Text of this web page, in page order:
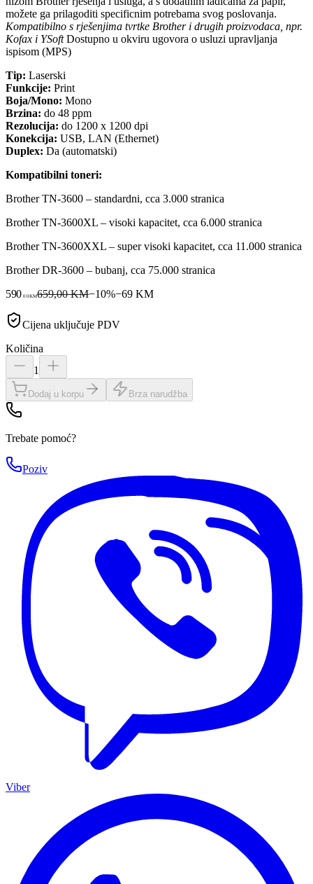
možete ga prilagoditi specificnim potrebama svog poslovanja.
Kompatibilno s rješenjima tvrtke Brother i drugih proizvodaca, npr.
Kofax i YSoftDostupno u okviru ugovora o usluzi upravljanja
ispisom (MPS)
Tip: Laserski
Funkcije: Print
Boja/Mono: Mono
Brzina: do 48 ppm
Rezolucija: do 1200 x 1200 dpi
Konekcija: USB, LAN (Ethernet)
Duplex: Da (automatski)
Kompatibilni toneri:
Brother TN-3600 – standardni, cca 3.000 stranica
Brother TN-3600XL – visoki kapacitet, cca 6.000 stranica
Brother TN-3600XXL – super visoki kapacitet, cca 11.000 stranica
Brother DR-3600 – bubanj, cca 75.000 stranica
590 00KM659,00 KM−10%−69 KM
Cijena uključuje PDV
Količina
1
Dodaj u korpu Brza narudžba
Trebate pomoć?
Poziv
Viber